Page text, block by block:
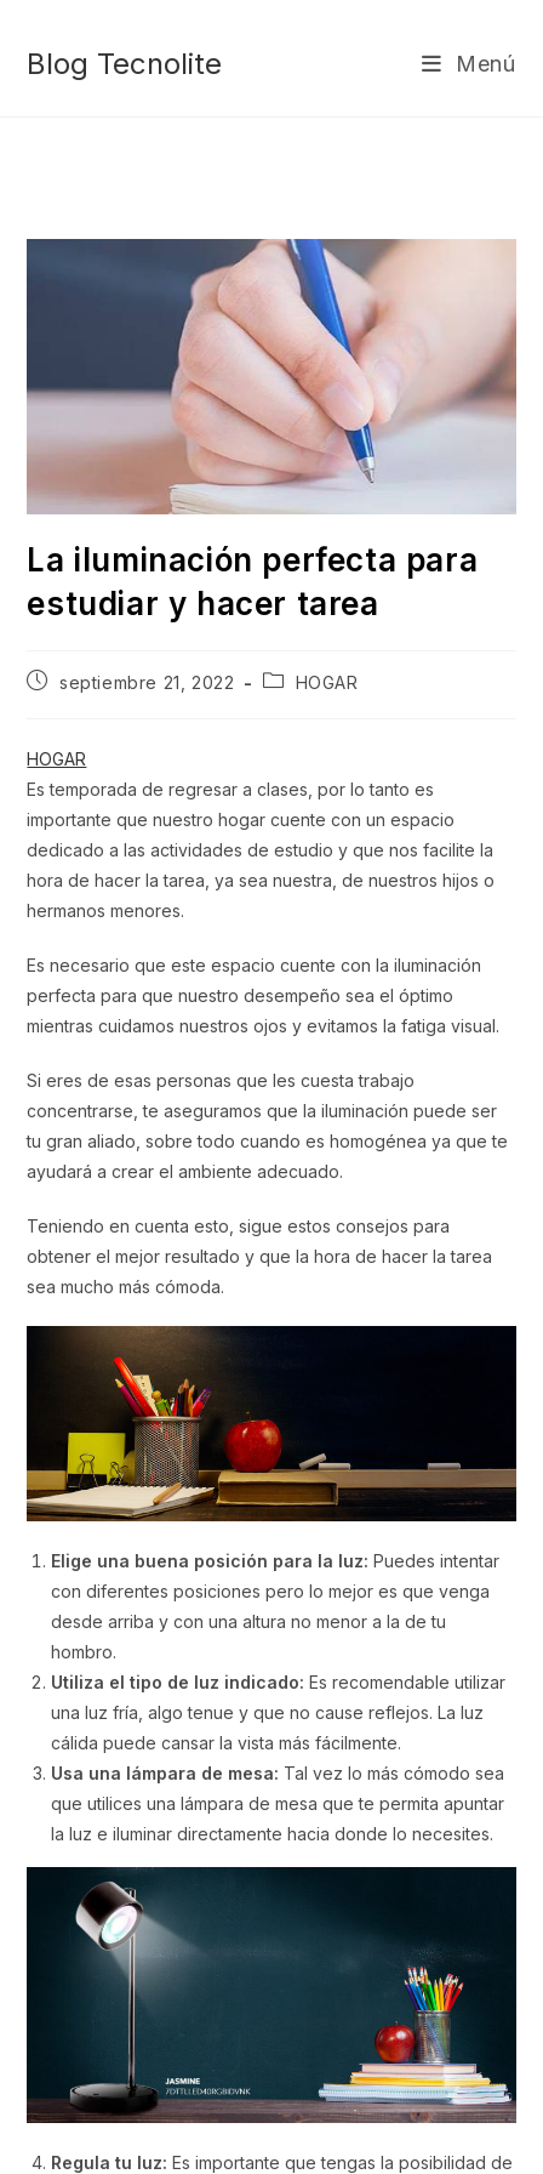
contenido
Blog Tecnolite Menú
La iluminación perfecta para
estudiar y hacer tarea
Publicación
entrada:
septiembre 21, 2022
Categoría
HOGAR
HOGAR
Es temporada de regresar a clases, por lo tanto es
importante que nuestro hogar cuente con un espacio
dedicado a las actividades de estudio y que nos facilite la
hora de hacer la tarea, ya sea nuestra, de nuestros hijos o
hermanos menores.
Es necesario que este espacio cuente con la iluminación
perfecta para que nuestro desempeño sea el óptimo
mientras cuidamos nuestros ojos y evitamos la fatiga visual.
Si eres de esas personas que les cuesta trabajo
concentrarse, te aseguramos que la iluminación puede ser
tu gran aliado, sobre todo cuando es homogénea ya que te
ayudará a crear el ambiente adecuado.
Teniendo en cuenta esto, sigue estos consejos para
obtener el mejor resultado y que la hora de hacer la tarea
sea mucho más cómoda.
Elige una buena posición para la luz: Puedes intentar
con diferentes posiciones pero lo mejor es que venga
desde arriba y con una altura no menor a la de tu
hombro.
Utiliza el tipo de luz indicado: Es recomendable utilizar
una luz fría, algo tenue y que no cause reflejos. La luz
cálida puede cansar la vista más fácilmente.
Usa una lámpara de mesa: Tal vez lo más cómodo sea
que utilices una lámpara de mesa que te permita apuntar
la luz e iluminar directamente hacia donde lo necesites.
Regula tu luz: Es importante que tengas la posibilidad de